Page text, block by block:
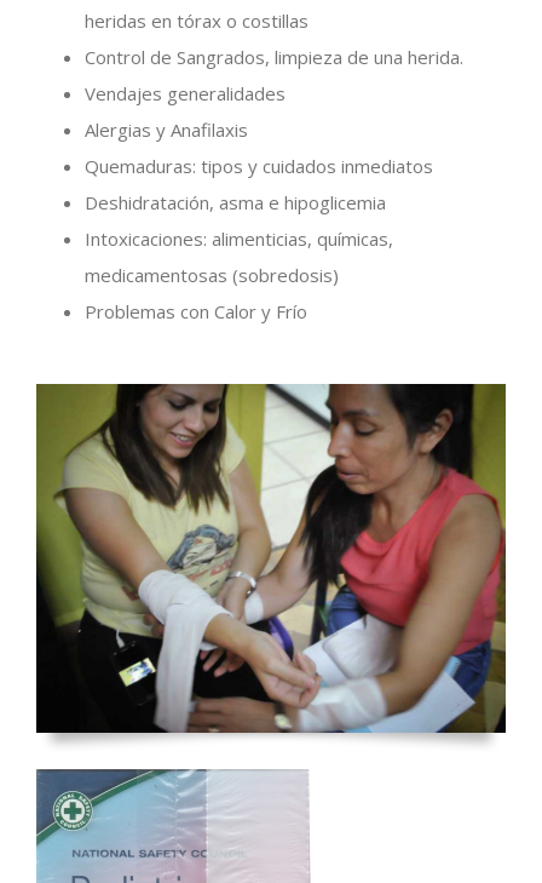
heridas en tórax o costillas
Control de Sangrados, limpieza de una herida.
Vendajes generalidades
Alergias y Anafilaxis
Quemaduras: tipos y cuidados inmediatos
Deshidratación, asma e hipoglicemia
Intoxicaciones: alimenticias, químicas,
medicamentosas (sobredosis)
Problemas con Calor y Frío